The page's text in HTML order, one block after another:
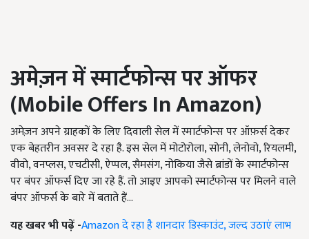
अमेज़न मेंस्मार्टफोन्स पर ऑफर
(Mobile Offers In Amazon)
अमेज़न अपने ग्राहकों के लिए दिवाली सेल में स्मार्टफोन्स पर ऑफ़र्स देकर
एक बेहतरीन अवसर दे रहा है. इस सेल में मोटोरोला, सोनी, लेनोवो, रियलमी,
वीवो, वनप्लस, एचटीसी, ऐप्पल, सैमसंग, नोकिया जैसे ब्रांडों के स्मार्टफोन्स
पर बंपर ऑफर्स दिए जा रहे हैं. तो आइए आपको स्मार्टफोन्स पर मिलने वाले
बंपर ऑफर्स के बारे में बताते हैं...
यह खबर भी पढ़ें -Amazon दे रहा है शानदार डिस्काउंट, जल्द उठाएं लाभ